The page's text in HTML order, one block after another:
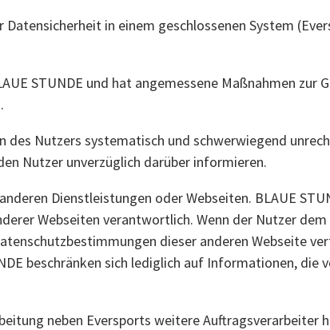
Datensicherheit in einem geschlossenen System
STUNDE und hat angemessene Maßnahmen zur
des Nutzers systematisch und schwerwiegend
Nutzer unverzüglich darüber informieren.
Dienstleistungen oder Webseiten. BLAUE
Webseiten verantwortlich. Wenn der Nutzer
dieser anderen Webseite
beschränken sich lediglich auf Informationen, die
neben Eversports weitere Auftragsverarbeiter